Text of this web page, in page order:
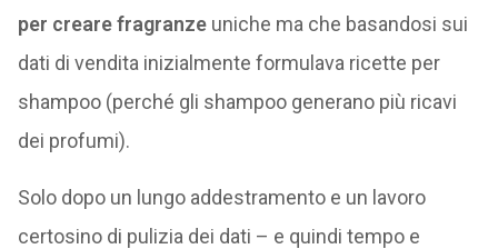
per creare fragranzeuniche ma che basandosi sui
dati di vendita inizialmente formulava ricette per
shampoo (perché gli shampoo generano più ricavi
dei profumi).
Solo dopo un lungo addestramento e un lavoro
certosino di pulizia dei dati – e quindi tempo e